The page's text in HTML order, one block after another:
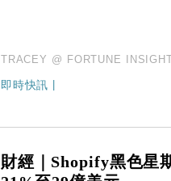
TRACEY @ FORTUNE
即時快訊
財經｜Shopify黑色星